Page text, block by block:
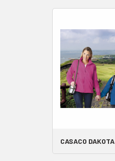
CASACO DAKOTA